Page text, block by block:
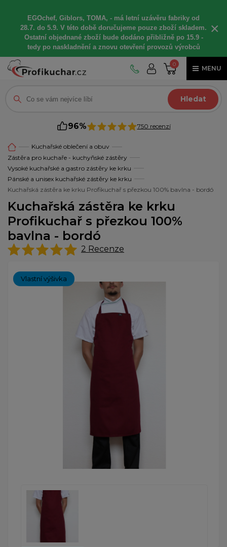
EGOchef, Giblors, TOMA, - má letní uzávěru fabriky od
28.7. do 5.9. V této době doručujeme pouze zboží skladem.
Ostatní objednané zboží bude dodáno přibližně po 15.9 -
tedy po naskladnění a znovu otevření provozů výrobců
×
0
MENU
Hledat
96% 750 recenzí
Kuchařské oblečení a obuv
Zástěra pro kuchaře - kuchyňské zástěry
Vysoké kuchařské a gastro zástěry ke krku
Pánské a unisex kuchařské zástěry ke krku
Kuchařská zástěra ke krku Profikuchař s přezkou 100% bavlna - bordó
Kuchařská zástěra ke krku
Profikuchař s přezkou 100%
bavlna - bordó
2 Recenze
Vlastní výšivka